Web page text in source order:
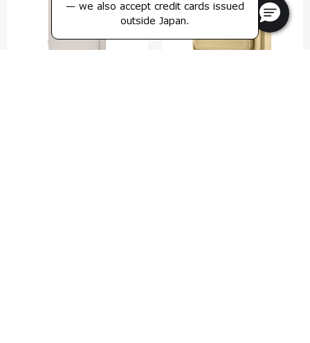
— we also accept credit cards issued
outside Japan.